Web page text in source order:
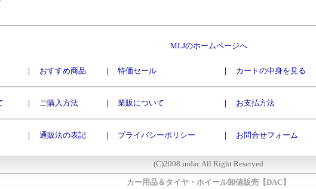
MLJのホームページへ
｜ おすすめ商品 ｜ 特価セール ｜ カートの中身を見る
｜ ご購入方法 ｜ 業販について ｜ お支払方法
｜ 通販法の表記 ｜ プライバシーポリシー ｜ お問合せフォーム
(C)2008 indac All Right Reserved
カー用品＆タイヤ・ホイール卸値販売【DAC】